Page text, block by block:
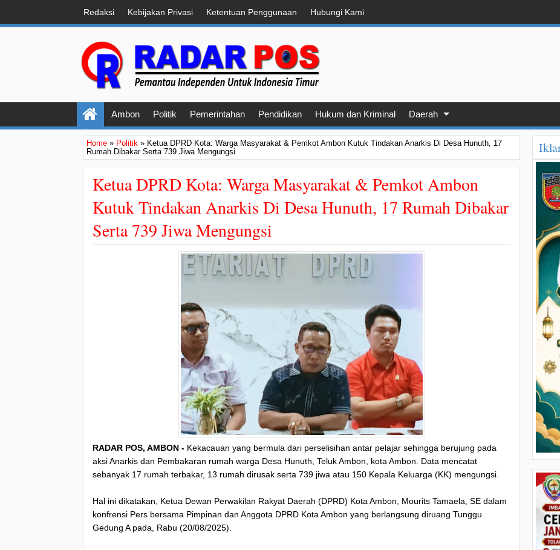
Redaksi Kebijakan Privasi Ketentuan Penggunaan Hubungi Kami
Ambon Politik Pemerintahan Pendidikan Hukum dan Kriminal Daerah
Home » Politik » Ketua DPRD Kota: Warga Masyarakat & Pemkot Ambon Kutuk Tindakan Anarkis Di Desa Hunuth, 17
Rumah Dibakar Serta 739 Jiwa Mengungsi
Ketua DPRD Kota: Warga Masyarakat & Pemkot Ambon
Kutuk Tindakan Anarkis Di Desa Hunuth, 17 Rumah Dibakar
Serta 739 Jiwa Mengungsi
RADAR POS, AMBON - Kekacauan yang bermula dari perselisihan antar pelajar sehingga berujung pada
aksi Anarkis dan Pembakaran rumah warga Desa Hunuth, Teluk Ambon, kota Ambon. Data mencatat
sebanyak 17 rumah terbakar, 13 rumah dirusak serta 739 jiwa atau 150 Kepala Keluarga (KK) mengungsi.
Hal ini dikatakan, Ketua Dewan Perwakilan Rakyat Daerah (DPRD) Kota Ambon, Mourits Tamaela, SE dalam
konfrensi Pers bersama Pimpinan dan Anggota DPRD Kota Ambon yang berlangsung diruang Tunggu
Gedung A pada, Rabu (20/08/2025).